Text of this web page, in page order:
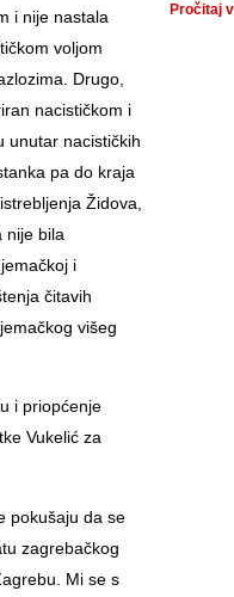
i nije nastala
voljom
Drugo,
nacističkom i
unutar nacističkih
pa do kraja
Židova,
nije bila
i
čitavih
višeg
i priopćenje
Vukelić za
pokušaju da se
zagrebačkog
Mi se s
Pročitaj